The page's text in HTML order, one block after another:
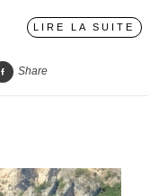
LIRE LA SUITE
Share